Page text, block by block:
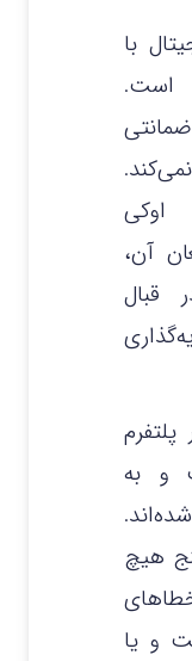
با
است.
اوکی
آن،
قبال
و به
هیچ
و یا